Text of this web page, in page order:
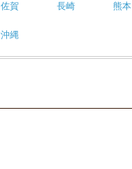
佐賀 長崎 熊本
沖縄